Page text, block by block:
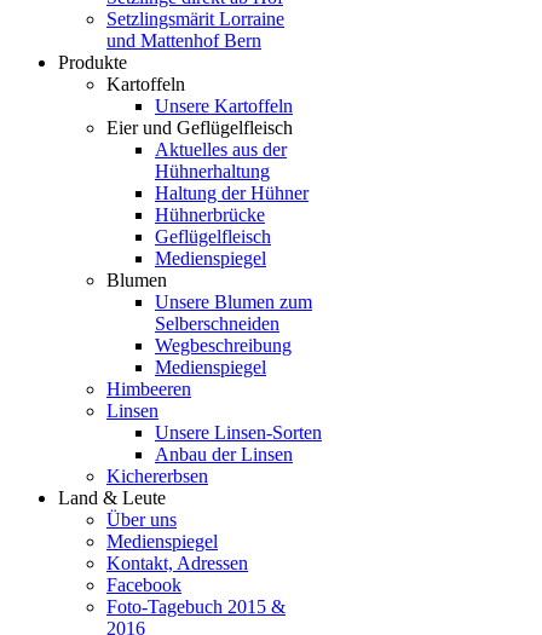
Setzlingsmärit Lorraine
und Mattenhof Bern
Produkte
Kartoffeln
Unsere Kartoffeln
Eier und Geflügelfleisch
Aktuelles aus der
Hühnerhaltung
Haltung der Hühner
Hühnerbrücke
Geflügelfleisch
Medienspiegel
Blumen
Unsere Blumen zum
Selberschneiden
Wegbeschreibung
Medienspiegel
Himbeeren
Linsen
Unsere Linsen-Sorten
Anbau der Linsen
Kichererbsen
Land & Leute
Über uns
Medienspiegel
Kontakt, Adressen
Facebook
Foto-Tagebuch 2015 &
2016